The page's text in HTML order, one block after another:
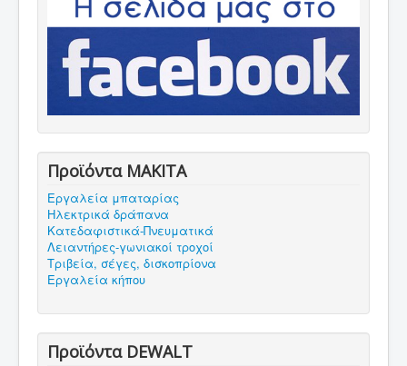
Προϊόντα MAKITA
Εργαλεία μπαταρίας
Ηλεκτρικά δράπανα
Κατεδαφιστικά-Πνευματικά
Λειαντήρες-γωνιακοί τροχοί
Τριβεία, σέγες, δισκοπρίονα
Εργαλεία κήπου
Προϊόντα DEWALT